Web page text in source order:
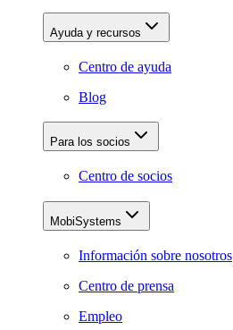
Ayuda y recursos
Centro de ayuda
Blog
Para los socios
Centro de socios
MobiSystems
Información sobre nosotros
Centro de prensa
Empleo